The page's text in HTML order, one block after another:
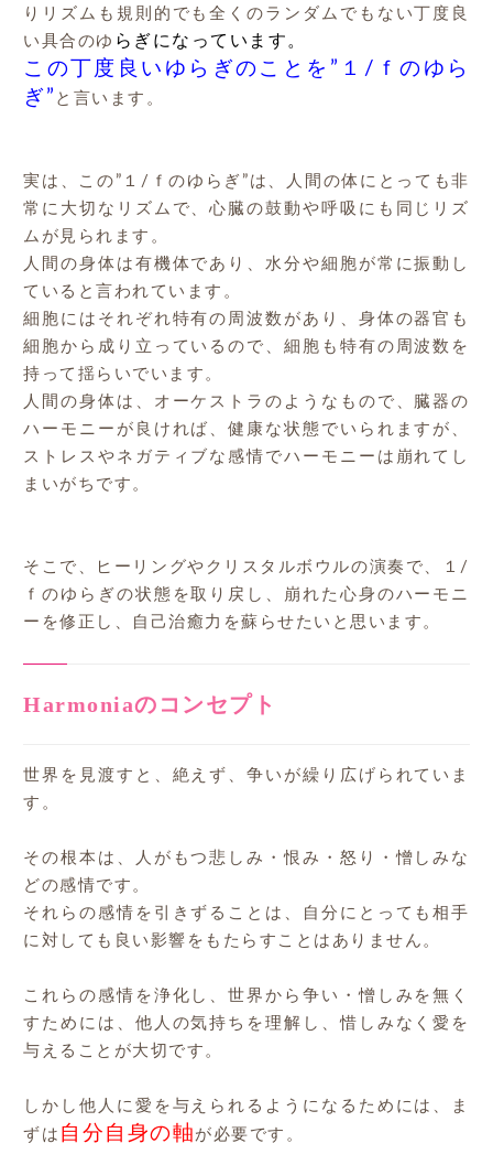
りリズムも規則的でも全くのランダムでもない丁度良
い具合のゆ らぎになっています。
この丁度良いゆらぎのことを”１/ｆのゆら
ぎ” と言います。
実は、この”１/ｆのゆらぎ”は、人間の体にとっても非
常に大切なリズムで、心臓の鼓動や呼吸にも同じリズ
ムが見られます。
人間の身体は有機体であり、水分や細胞が常に振動し
ていると言われています。
細胞にはそれぞれ特有の周波数があり、身体の器官も
細胞から成り立っているので、細胞も特有の周波数を
持って揺らいでいます。
人間の身体は、オーケストラのようなもので、臓器の
ハーモニーが良ければ、健康な状態でいられますが、
ストレスやネガティブな感情でハーモニーは崩れてし
まいがちです。
そこで、ヒーリングやクリスタルボウルの演奏で、１/
ｆのゆらぎの状態を取り戻し、崩れた心身のハーモニ
ーを修正し、自己治癒力を蘇らせたいと思います。
Harmoniaのコンセプト
世界を見渡すと、絶えず、争いが繰り広げられていま
す。
その根本は、人がもつ悲しみ・恨み・怒り・憎しみな
どの感情です。
それらの感情を引きずることは、自分にとっても相手
に対しても良い影響をもたらすことはありません。
これらの感情を浄化し、世界から争い・憎しみを無く
すためには、他人の気持ちを理解し、惜しみなく愛を
与えることが大切です。
しかし他人に愛を与えられるようになるためには、ま
ずは 自分自身の軸 が必要です。